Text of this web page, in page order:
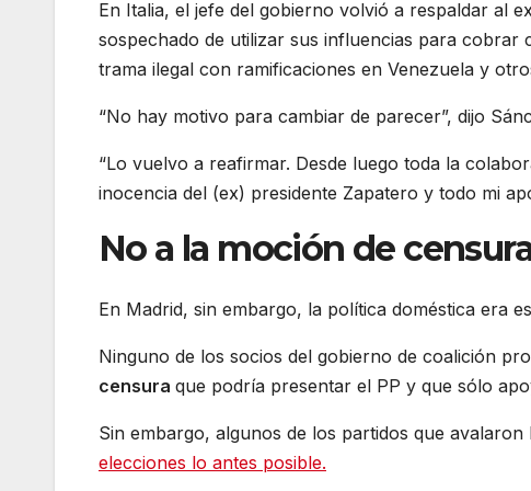
En Italia, el jefe del gobierno volvió a respaldar al
sospechado de utilizar sus influencias para cobrar
trama ilegal con ramificaciones en Venezuela y
“No hay motivo para cambiar de parecer”, dijo
“Lo vuelvo a reafirmar. Desde luego toda la
inocencia del (ex) presidente Zapatero y todo mi
No a la moción de
En Madrid, sin embargo, la política doméstica era
Ninguno de los socios del gobierno de coalición
censura que podría presentar el PP y que sólo
Sin embargo, algunos de los partidos que
elecciones lo antes posible.